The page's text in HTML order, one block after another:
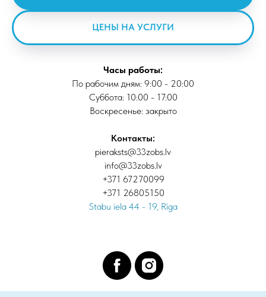
ЦЕНЫ НА УСЛУГИ
Часы работы:
По рабочим дням: 9:00 - 20:00
Суббота: 10:00 - 17:00
Воскресенье: закрыто
Контакты:
pieraksts@33zobs.lv
info@33zobs.lv
+371 67270099
+371 26805150
Stabu iela 44 - 19, Rīga